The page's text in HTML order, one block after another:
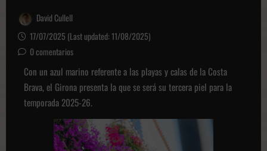
David Cullell
17/07/2025 (Last updated: 11/08/2025)
0 comentarios
Con un azul marino referente a las playas y calas de la Costa
Brava, el Girona presenta la que se será su tercera piel para la
temporada 2025-26.